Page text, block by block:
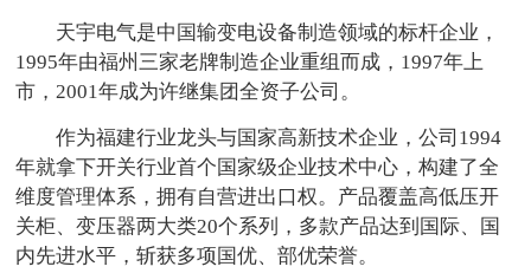
天宇电气是中国输变电设备制造领域的标杆企业，
1995年由福州三家老牌制造企业重组而成，1997年上
市，2001年成为许继集团全资子公司。
作为福建行业龙头与国家高新技术企业，公司1994
年就拿下开关行业首个国家级企业技术中心，构建了全
维度管理体系，拥有自营进出口权。产品覆盖高低压开
关柜、变压器两大类20个系列，多款产品达到国际、国
内先进水平，斩获多项国优、部优荣誉。